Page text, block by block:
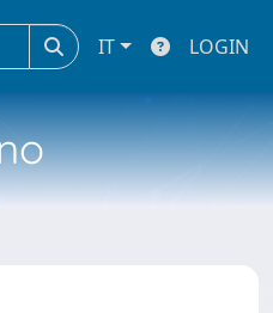
IT LOGIN